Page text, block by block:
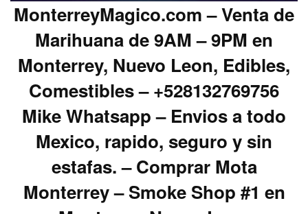
MonterreyMagico.com – Venta de
Marihuana de 9AM – 9PM en
Monterrey, Nuevo Leon, Edibles,
Comestibles – +528132769756
Mike Whatsapp – Envios a todo
Mexico, rapido, seguro y sin
estafas. – Comprar Mota
Monterrey – Smoke Shop #1 en